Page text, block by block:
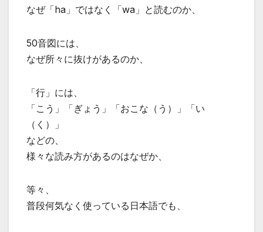
なぜ「ha」ではなく「wa」と読むのか、
50音図には、
なぜ所々に抜けがあるのか、
「行」には、
「こう」「ぎょう」「おこな（う）」「い
（く）」
などの、
様々な読み方があるのはなぜか、
等々、
普段何気なく使っている日本語でも、